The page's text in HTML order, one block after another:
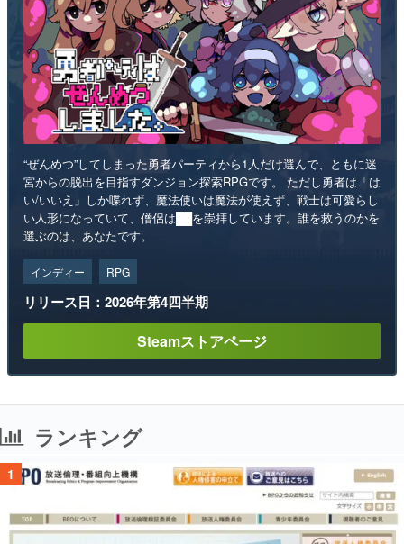
“ぜんめつ”してしまった勇者パーティから1人だけ選んで、ともに迷
宮からの脱出を目指すダンジョン探索RPGです。 ただし勇者は「は
い/いいえ」しか喋れず、魔法使いは魔法が使えず、戦士は可愛らし
い人形になっていて、僧侶は██を崇拝しています。誰を救うのかを
選ぶのは、あなたです。
インディー RPG
リリース日：2026年第4四半期
Steamストアページ
ランキング
1